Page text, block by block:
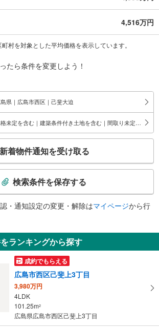
4,516万円
村を対象とした平均価格を表示しています。
たら条件を変更しよう！
県｜広島市西区｜己斐大迫
価格未定を含む｜建築条件付き土地を含む｜間取り未定を含む
新着物件通知を受け取る
検索条件を保存する
・通知設定の変更・解除はマイページから行
ランキングから探す
成約でもらえる
広島市西区己斐上3丁目
3,980万円
4LDK
101.25m2
広島県広島市西区己斐上3丁目